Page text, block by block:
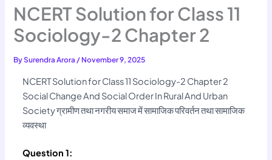
NCERT Solution for Class 11
Sociology-2 Chapter 2
BySurendra Arora/ November 9, 2025
NCERT Solution for Class 11 Sociology-2 Chapter 2
Social Change And Social Order In Rural And Urban
Society ग्रामीण तथा नगरीय समाज में सामाजिक परिवर्तन तथा सामाजिक
व्यवस्था
Question 1: